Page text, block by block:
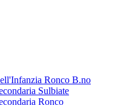
Ronco B.no
Sulbiate
Ronco